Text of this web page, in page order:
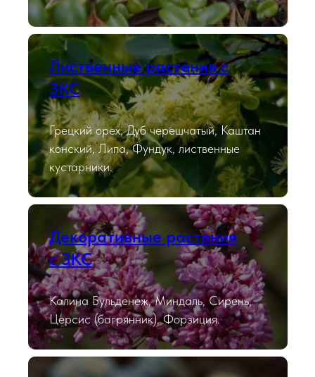
Лиственные растения с
ЗКС
Грецкий орех, Дуб черешчатый, Каштан
конский, Липа, Фундук, лиственные
кустарники.
Декоративные растения
с ЗКС
Калина Бульденеж, Миндаль, Сирень,
Церсис (багрянник), Форзиция.